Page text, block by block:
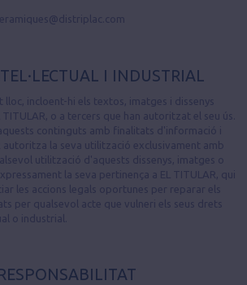
I INDUSTRIAL
lloc, incloent-hi els textos, imatges i dissenys
o a tercers que han autoritzat el seu ús.
continguts amb finalitats d'informació i
autoritza la seva utilització exclusivament amb
utilització d'aquests dissenys, imatges o
la seva pertinença a EL TITULAR, qui
les accions legals oportunes per reparar els
per qualsevol acte que vulneri els seus drets
o industrial.